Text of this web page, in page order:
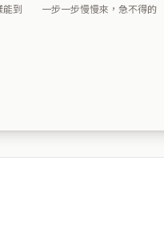
能到 一步一步慢慢來，急不得的